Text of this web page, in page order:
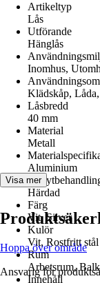
Artikeltyp
Lås
Utförande
Hänglås
Inomhus,
Klädskåp,
Låsbredd
40 mm
Material
Metall
Aluminium
Yta/
Härdad
Färg
Vit, Silver
Kulör
Vit, Rostfritt stål
Rum
Arbetsrum,
Innehåll
Visa mer
Hoppa över område
Ansvarig för